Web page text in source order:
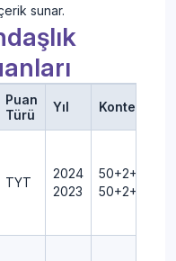
sunar.
Puan
Türü
Yıl Kontenjan
TYT
2024
2023
50+2+0+2+0
50+2+0+2+0